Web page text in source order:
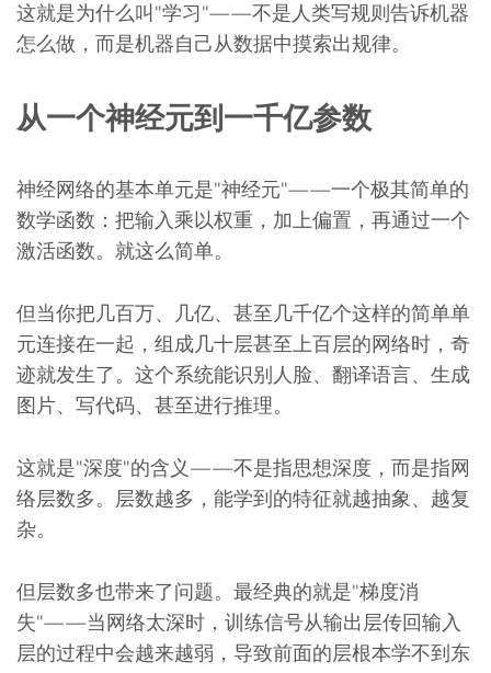
这就是为什么叫"学习"——不是人类写规则告诉机器
怎么做，而是机器自己从数据中摸索出规律。
从一个神经元到一千亿参数
神经网络的基本单元是"神经元"——一个极其简单的
数学函数：把输入乘以权重，加上偏置，再通过一个
激活函数。就这么简单。
但当你把几百万、几亿、甚至几千亿个这样的简单单
元连接在一起，组成几十层甚至上百层的网络时，奇
迹就发生了。这个系统能识别人脸、翻译语言、生成
图片、写代码、甚至进行推理。
这就是"深度"的含义——不是指思想深度，而是指网
络层数多。层数越多，能学到的特征就越抽象、越复
杂。
但层数多也带来了问题。最经典的就是"梯度消
失"——当网络太深时，训练信号从输出层传回输入
层的过程中会越来越弱，导致前面的层根本学不到东